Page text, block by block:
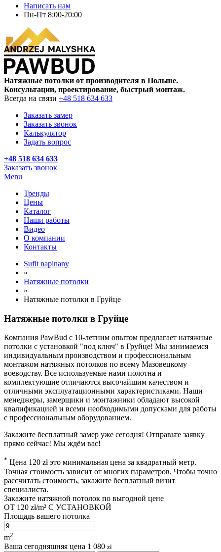
Написать нам
Пн-Пт 8:00-20:00
Натяжные потолки от производителя в Польше.
Консультации, проектирование, быстрый монтаж.
Всегда на связи +48 518 634 633
Заказать замер
Заказать звонок
Калькулятор
Задать вопрос
+48 518 634 633
Заказать звонок
Menu
Тренды
Цены
Каталог
Наши работы
Видео
О компании
Контакты
Sufit napinany
»
Натяжные потолки
»
Натяжные потолки в Груйце
Натяжные потолки в Груйце
Компания PawBud с 10-летним опытом предлагает натяжные
потолки с установкой "под ключ" в Груйце! Мы занимаемся
индивидуальным производством и профессиональным
монтажом натяжных потолков по всему Мазовецкому
воеводству. Все используемые нами полотна и
комплектующие отличаются высочайшим качеством и
отличными эксплуатационными характеристиками. Наши
менеджеры, замерщики и монтажники обладают высокой
квалификацией и всеми необходимыми допусками для работы
с профессиональным оборудованием.
Закажите бесплатный замер уже сегодня! Отправьте заявку
прямо сейчас! Мы ждём вас!
* Цена 120 zł это минимальная цена за квадратный метр.
Точная стоимость зависит от многих параметров. Чтобы точно
рассчитать стоимость, закажите бесплатный визит
специалиста.
Закажите натяжной потолок по выгодной цене
ОТ 120 zł/m² С УСТАНОВКОЙ
Площадь вашего потолка
m2
Ваша сегодняшняя цена 1 080 zł